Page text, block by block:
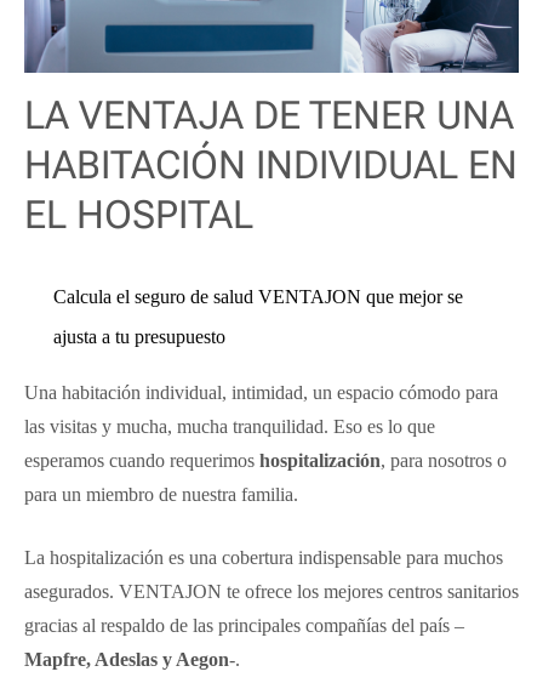
LA VENTAJA DE TENER UNA
HABITACIÓN INDIVIDUAL EN
EL HOSPITAL
Calcula el seguro de salud VENTAJON que mejor se
ajusta a tu presupuesto
Una habitación individual, intimidad, un espacio cómodo para
las visitas y mucha, mucha tranquilidad. Eso es lo que
esperamos cuando requerimos hospitalización, para nosotros o
para un miembro de nuestra familia.
La hospitalización es una cobertura indispensable para muchos
asegurados. VENTAJON te ofrece los mejores centros sanitarios
gracias al respaldo de las principales compañías del país –
Mapfre, Adeslas y Aegon-.